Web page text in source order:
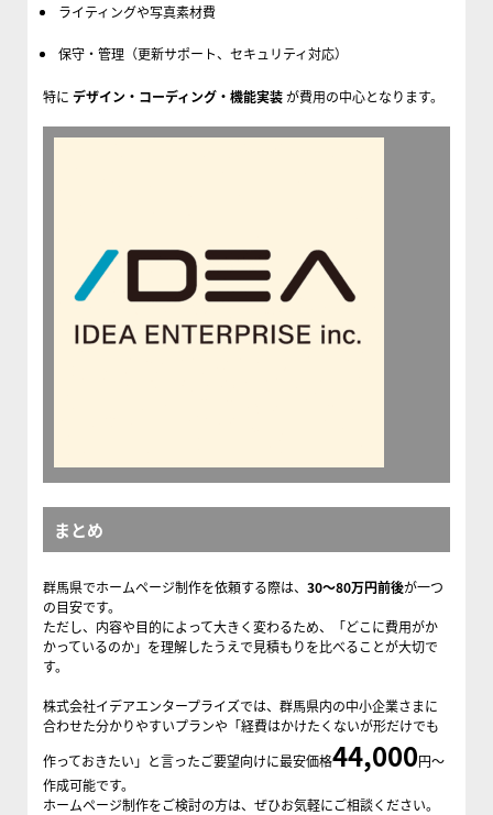
ライティングや写真素材費
保守・管理（更新サポート、セキュリティ対応）
特に デザイン・コーディング・機能実装が費用の中心となります。
まとめ
群馬県でホームページ制作を依頼する際は、 30〜80万円前後が一つ
の目安です。
ただし、内容や目的によって大きく変わるため、「どこに費用がか
かっているのか」を理解したうえで見積もりを比べることが大切で
す。
株式会社イデアエンタープライズでは、群馬県内の中小企業さまに
合わせた分かりやすいプランや「経費はかけたくないが形だけでも
作っておきたい」と言ったご要望向けに最安価格44,000円～
作成可能です。
ホームページ制作をご検討の方は、ぜひお気軽にご相談ください。